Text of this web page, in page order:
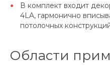
В комплект входит
4LA, гармонично
потолочных
Области